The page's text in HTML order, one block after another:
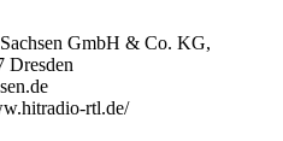
GmbH & Co. KG,
Dresden
rtl.de/